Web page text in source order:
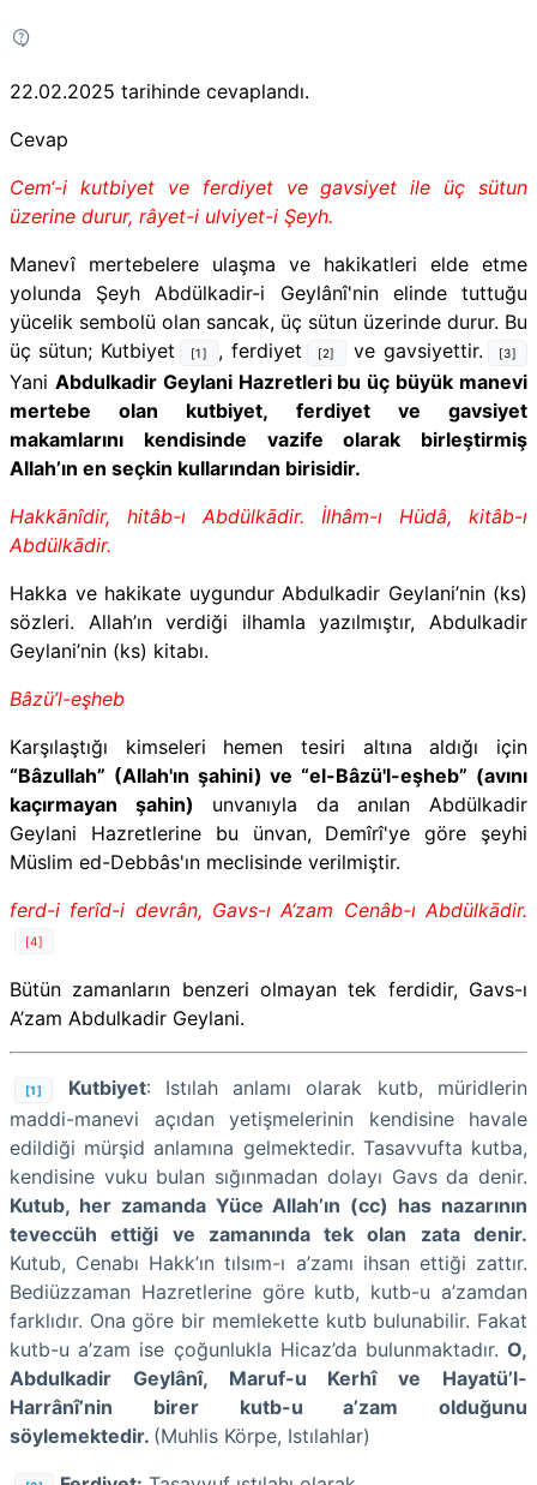
22.02.2025 tarihinde cevaplandı.
Cevap
Cem‘-i kutbiyet ve ferdiyet ve gavsiyet ile üç sütun
üzerine durur, râyet-i ulviyet-i Şeyh.
Manevî mertebelere ulaşma ve hakikatleri elde etme
yolunda Şeyh Abdülkadir-i Geylânî'nin elinde tuttuğu
yücelik sembolü olan sancak, üç sütun üzerinde durur. Bu
üç sütun; Kutbiyet
[1] , ferdiyet [2] ve gavsiyettir. [3]
Yani Abdulkadir Geylani Hazretleri bu üç büyük manevi
mertebe olan kutbiyet, ferdiyet ve gavsiyet
makamlarını kendisinde vazife olarak birleştirmiş
Allah’ın en seçkin kullarından birisidir.
Hakkānîdir, hitâb-ı Abdülkādir. İlhâm-ı Hüdâ, kitâb-ı
Abdülkādir.
Hakka ve hakikate uygundur Abdulkadir Geylani’nin (ks)
sözleri. Allah’ın verdiği ilhamla yazılmıştır, Abdulkadir
Geylani’nin (ks) kitabı.
Bâzü’l-eşheb
Karşılaştığı kimseleri hemen tesiri altına aldığı için
“Bâzullah” (Allah'ın şahini) ve “el-Bâzü'l-eşheb” (avını
kaçırmayan şahin) unvanıyla da anılan Abdülkadir
Geylani Hazretlerine bu ünvan, Demîrî'ye göre şeyhi
Müslim ed-Debbâs'ın meclisinde verilmiştir.
ferd-i ferîd-i devrân, Gavs-ı A‘zam Cenâb-ı Abdülkādir.
[4]
Bütün zamanların benzeri olmayan tek ferdidir, Gavs-ı
A’zam Abdulkadir Geylani.
[1] Kutbiyet: Istılah anlamı olarak kutb, müridlerin
maddi-manevi açıdan yetişmelerinin kendisine havale
edildiği mürşid anlamına gelmektedir. Tasavvufta kutba,
kendisine vuku bulan sığınmadan dolayı Gavs da denir.
Kutub, her zamanda Yüce Allah’ın (cc) has nazarının
teveccüh ettiği ve zamanında tek olan zata denir.
Kutub, Cenabı Hakk’ın tılsım-ı a’zamı ihsan ettiği zattır.
Bediüzzaman Hazretlerine göre kutb, kutb-u a’zamdan
farklıdır. Ona göre bir memlekette kutb bulunabilir. Fakat
kutb-u a’zam ise çoğunlukla Hicaz’da bulunmaktadır. O,
Abdulkadir Geylânî, Maruf-u Kerhî ve Hayatü’l-
Harrânî’nin birer kutb-u a’zam olduğunu
söylemektedir. (Muhlis Körpe, Istılahlar)